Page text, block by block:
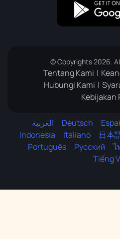
© Copyrights 2026.
Tentang Kami
Hubungi Kami
Kebijakan
العربية Deutsch
Indonesia
Italiano 日本
Português
Русский ไ
Tiếng